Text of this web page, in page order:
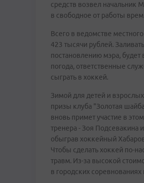
средств возвел начальник
в свободное от работы
Всего в ведомстве
423 тысячи рублей.
постановлению мэра, будет
погода, ответственные
сыграть в хоккей.
Зимой для детей и
призы клуба "Золотая
вновь примет участие в
тренера - Зоя Подсевакина
обыграв хоккейный
Чтобы сделать хоккей по-
травм. Из-за высокой
в городских